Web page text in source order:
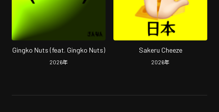
Gingko Nuts (feat. Gingko Nuts)
2026年
Sakeru Cheeze
2026年